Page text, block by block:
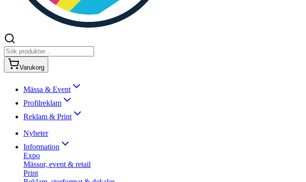
Varukorg
Mässa & Event
Profilreklam
Reklam & Print
Nyheter
Information
Expo
Mässor, event & retail
Print